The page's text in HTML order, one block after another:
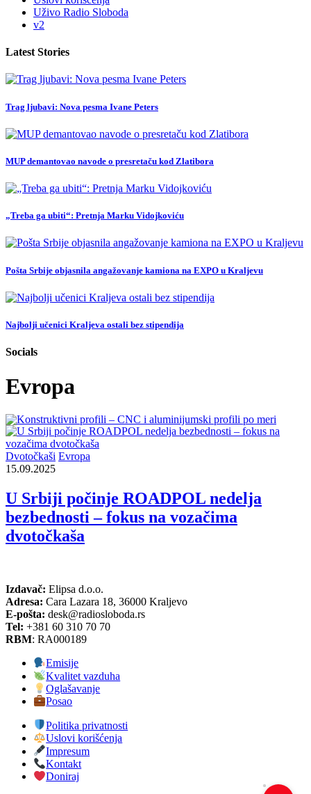
Uživo Radio Sloboda
v2
Latest Stories
Trag ljubavi: Nova pesma Ivane Peters
MUP demantovao navode o presretaču kod Zlatibora
„Treba ga ubiti“: Pretnja Marku Vidojkoviću
Pošta Srbije objasnila angažovanje kamiona na EXPO u Kraljevu
Najbolji učenici Kraljeva ostali bez stipendija
Socials
Evropa
Dvotočkaši Evropa
15.09.2025
U Srbiji počinje ROADPOL nedelja
bezbednosti – fokus na vozačima
dvotočkaša
Izdavač: Elipsa d.o.o.
Adresa: Cara Lazara 18, 36000 Kraljevo
E-pošta: desk@radiosloboda.rs
Tel: +381 60 310 70 70
RBM: RA000189
Emisije
Kvalitet vazduha
Oglašavanje
Posao
Politika privatnosti
Uslovi korišćenja
Impresum
Kontakt
Doniraj